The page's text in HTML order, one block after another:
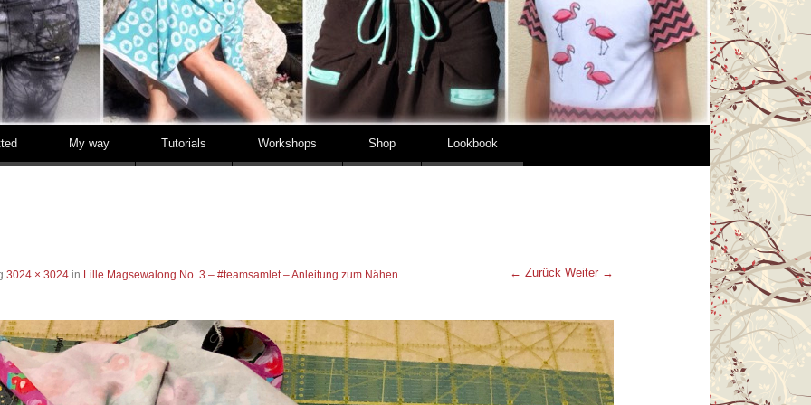
My way Tutorials Workshops Shop Lookbook
3024 × 3024in Lille.Magsewalong No. 3 – #teamsamlet – Anleitung zum Nähen ← Zurück Weiter →